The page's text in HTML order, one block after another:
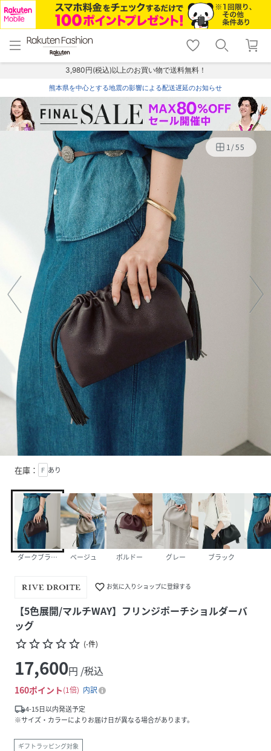
menu home
トップ
shopping_cart lock_outline
ログイン
3,980円(税込)以上のお買い物で送料無料！
熊本県を中心とする地震の影響による配送遅延のお知らせ
1/55
在庫： F あり
ダークブラウン ベージュ ボルドー グレー ブラック
favorite_border お気に入りショップに登録する
【5色展開/マルチWAY】フリンジポーチショルダーバ
ッグ
star_borderstar_borderstar_borderstar_borderstar_border (-件)
17,600円 /税込
160ポイント 1倍
内訳
local_shipping4-15日以内発送予定
※サイズ・カラーによりお届け日が異なる場合があります。
ギフトラッピング対象